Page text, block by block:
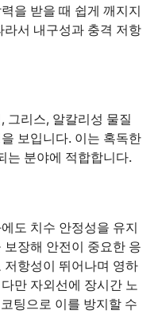
을 받을 때 쉽게 깨지지
서 내구성과 충격 저항
그리스, 알칼리성 물질
보입니다. 이는 혹독한
는 분야에 적합합니다.
도 치수 안정성을 유지
장해 안전이 중요한 응
항성이 뛰어나며 영하
만 자외선에 장시간 노
팅으로 이를 방지할 수